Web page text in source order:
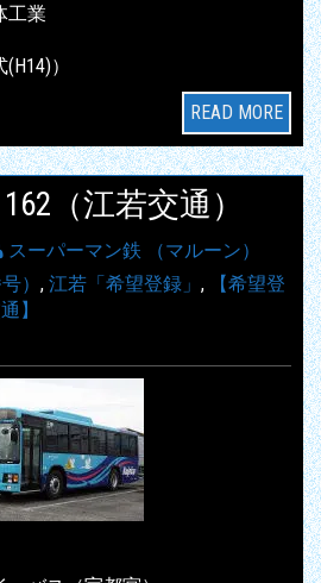
工業
）
READ MORE
（江若交通）
スーパーマン鉄 （マルーン）
） , 江若「希望登録」 ,
【希望登
】